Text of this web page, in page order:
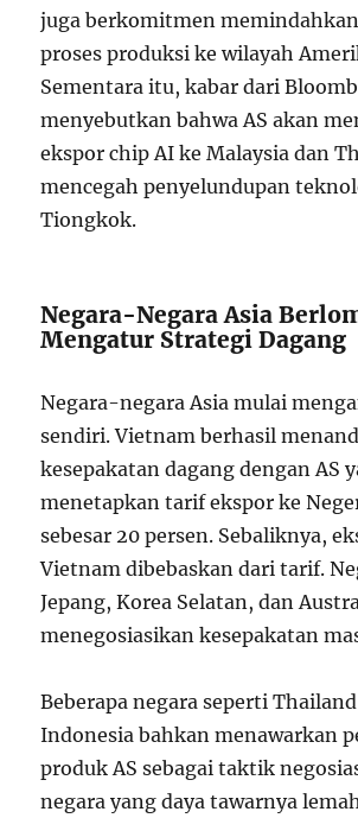
juga berkomitmen
proses produksi ke wilayah
Sementara itu, kabar dari
menyebutkan bahwa AS akan
ekspor chip AI ke Malaysia dan
mencegah penyelundupan
Tiongkok.
Negara-Negara Asia
Mengatur Strategi Dagang
Negara-negara Asia mulai
sendiri. Vietnam berhasil
kesepakatan dagang dengan AS
menetapkan tarif ekspor ke
sebesar 20 persen. Sebaliknya,
Vietnam dibebaskan dari tarif.
Jepang, Korea Selatan, dan
menegosiasikan kesepakatan
Beberapa negara seperti
Indonesia bahkan menawarkan
produk AS sebagai taktik
negara yang daya tawarnya